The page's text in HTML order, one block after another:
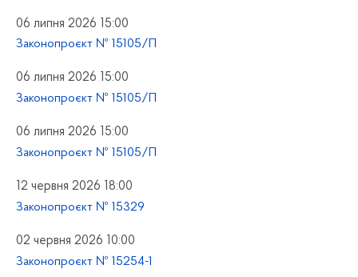
06 липня 2026 15:00
Законопроєкт № 15105/П
06 липня 2026 15:00
Законопроєкт № 15105/П
06 липня 2026 15:00
Законопроєкт № 15105/П
12 червня 2026 18:00
Законопроєкт № 15329
02 червня 2026 10:00
Законопроєкт № 15254-1